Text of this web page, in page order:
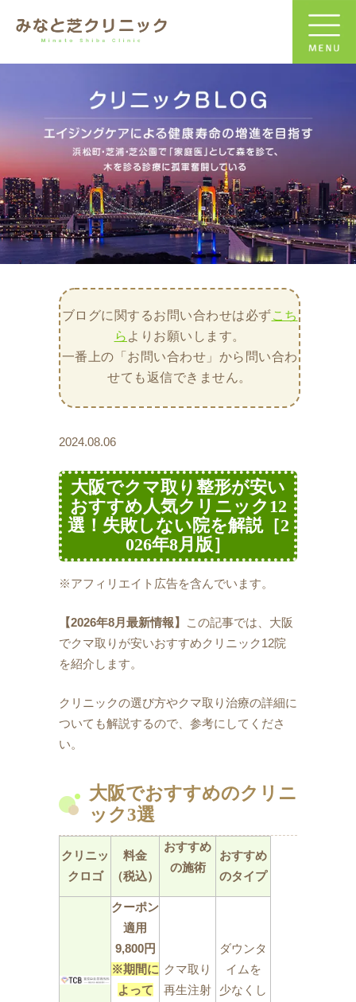
ブログに関するお問い合わせは必ずこち
ら よりお願いします。
一番上の「お問い合わせ」から問い合わ
せても返信できません。
2024.08.06
大阪でクマ取り整形が安い
おすすめ人気クリニック12
選！失敗しない院を解説［2
026年8月版］
※アフィリエイト広告を含んでいます。
【2026年8月最新情報】
この記事では、大阪
でクマ取りが安いおすすめクリニック12院
を紹介します。
クリニックの選び方やクマ取り治療の詳細に
ついても解説するので、参考にしてくださ
い。
大阪でおすすめのクリニ
ック3選
クリニッ
クロゴ
料金
（税込）
おすすめ
の施術
おすすめ
のタイプ
クーポン
適用
9,800円
※期間に
よって
クマ取り
再生注射
ダウンタ
イムを
少なくし